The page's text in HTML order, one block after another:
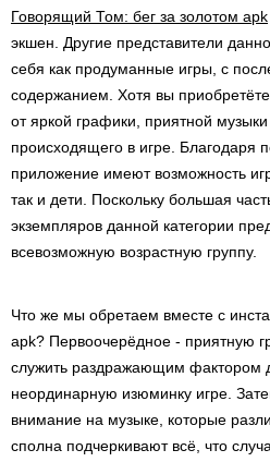
Говорящий Том: бег за золотом apk
экшен. Другие представители
себя как продуманные игры, с
содержанием. Хотя вы
от яркой графики, приятной
происходящего в игре. Благодаря
приложение имеют возможность
так и дети. Поскольку большая
экземпляров данной категории
всевозможную возрастную группу.
Что же мы обретаем вместе с
apk? Первоочерёдное - приятную
служить раздражающим фактором
неординарную изюминку игре.
внимание на музыке, которые
сполна подчеркивают всё, что